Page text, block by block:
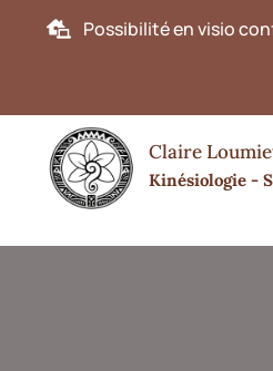
Possibilité en visio
Claire
Kinésiologie -